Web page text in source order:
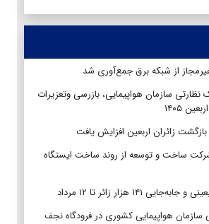
نظارتی سازمان هواپیمایی، بازرسی وتعزیرات
۱۴۰۵
زائران اربعین افزایش یافت
شرکت ساخت و توسعه از روند ساخت ایستگاه
سازمان هواپیمایی کشوری در فرودگاه نجف